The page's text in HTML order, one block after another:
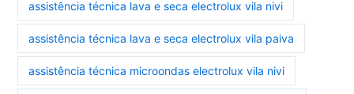
assistência técnica lava e seca electrolux vila nivi
assistência técnica lava e seca electrolux vila paiva
assistência técnica microondas electrolux vila nivi